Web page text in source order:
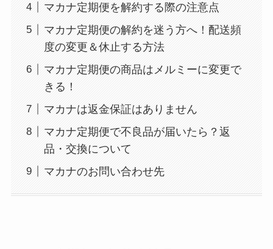
マカナ定期便を解約する際の注意点
マカナ定期便の解約を迷う方へ！配送頻
度の変更＆休止する方法
マカナ定期便の商品はメルミーに変更で
きる！
マカナは返金保証はありません
マカナ定期便で不良品が届いたら？返
品・交換について
マカナのお問い合わせ先